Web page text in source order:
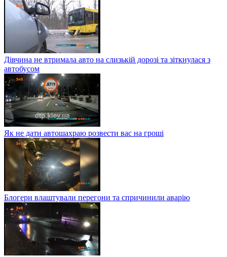
Дівчина не втримала авто на слизькій дорозі та зіткнулася з
автобусом
Як не дати автошахраю розвести вас на гроші
Блогери влаштували перегони та спричинили аварію